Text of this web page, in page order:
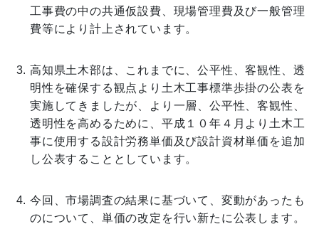
工事費の中の共通仮設費、現場管理費及び一般管理
費等により計上されています。
高知県土木部は、これまでに、公平性、客観性、透
明性を確保する観点より土木工事標準歩掛の公表を
実施してきましたが、より一層、公平性、客観性、
透明性を高めるために、平成１０年４月より土木工
事に使用する設計労務単価及び設計資材単価を追加
し公表することとしています。
今回、市場調査の結果に基づいて、変動があったも
のについて、単価の改定を行い新たに公表します。